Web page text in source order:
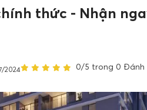
thức - Nhận
2024 0/5 trong 0 Đánh